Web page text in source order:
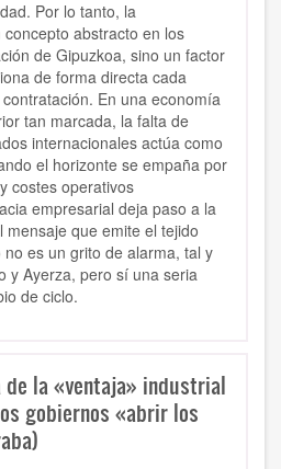
Por lo tanto, la
abstracto en los
de Gipuzkoa, sino un factor
de forma directa cada
En una economía
tan marcada, la falta de
internacionales actúa como
el horizonte se empaña por
costes operativos
empresarial deja paso a la
mensaje que emite el tejido
es un grito de alarma, tal y
y Ayerza, pero sí una seria
de ciclo.
de la «ventaja» industrial
gobiernos «abrir los